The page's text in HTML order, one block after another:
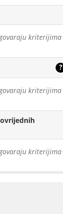
kriterijima
?
kriterijima
kriterijima